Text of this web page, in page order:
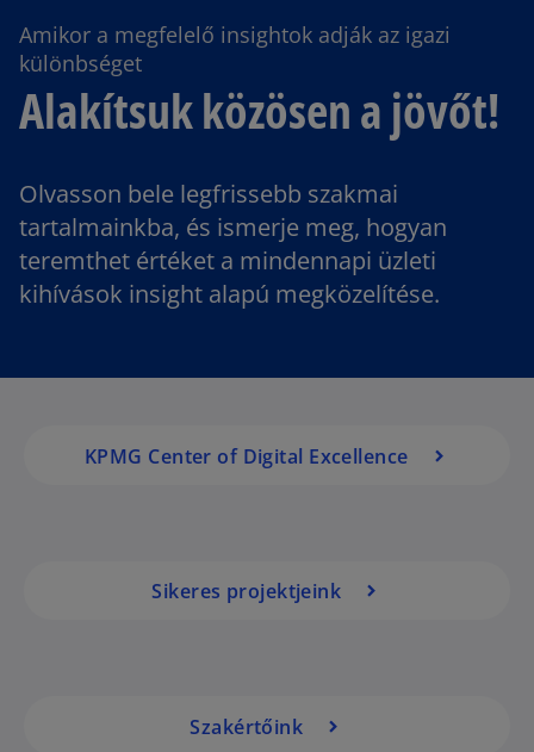
Amikor a megfelelő insightok adják az igazi
különbséget
Alakítsuk közösen a jövőt!
Olvasson bele legfrissebb szakmai
tartalmainkba, és ismerje meg, hogyan
teremthet értéket a mindennapi üzleti
kihívások insight alapú megközelítése.
KPMG Center of Digital Excellence
Sikeres projektjeink
Szakértőink